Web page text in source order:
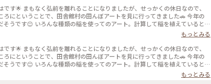
です🌟 まもなく弘前を離れることになりましたが、せっかくの休日なので、
にということで、田舎館村の田んぼアートを見に行ってきました🚗 今年の
うです😊 いろんな種類の稲を使ってのアート。計算して稲を植えていると
な景色 #Myことりっぷ #青森県 #田舎館村 #田んぼ
もっとみる
です🌟 まもなく弘前を離れることになりましたが、せっかくの休日なので、
にということで、田舎館村の田んぼアートを見に行ってきました🚗 今年の
うです😊 いろんな種類の稲を使ってのアート。計算して稲を植えていると
な景色 #Myことりっぷ #青森県 #田舎館村 #田んぼ
もっとみる